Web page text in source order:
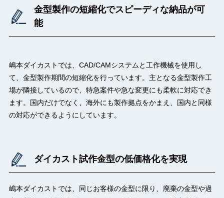
金型製作の短縮化でスピーディな納品が可
能
嶋本ダイカストでは、CAD/CAMシステムと工作機械を使用し
て、金型製作期間の短縮化を行っています。主となる金型製作工
場が隣接しているので、特急案件や急な変更にも柔軟に対応でき
ます。国内だけでなく、海外にも製作拠点をかまえ、国内と同様
の対応ができるようにしています。
ダイカスト試作金型の低価格化を実現
嶋本ダイカストでは、同じお客様の金型に限り、廃棄の金型や過